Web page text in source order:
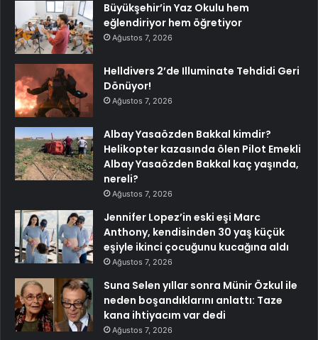
Büyükşehir’in Yaz Okulu hem
eğlendiriyor hem öğretiyor
Ağustos 7, 2026
Helldivers 2’de Illuminate Tehdidi Geri
Dönüyor!
Ağustos 7, 2026
Albay Yasaözden Bakkal kimdir?
Helikopter kazasında ölen Pilot Emekli
Albay Yasaözden Bakkal kaç yaşında,
nereli?
Ağustos 7, 2026
Jennifer Lopez’in eski eşi Marc
Anthony, kendisinden 30 yaş küçük
eşiyle ikinci çocuğunu kucağına aldı
Ağustos 7, 2026
Suna Selen yıllar sonra Münir Özkul ile
neden boşandıklarını anlattı: Taze
kana ihtiyacım var dedi
Ağustos 7, 2026